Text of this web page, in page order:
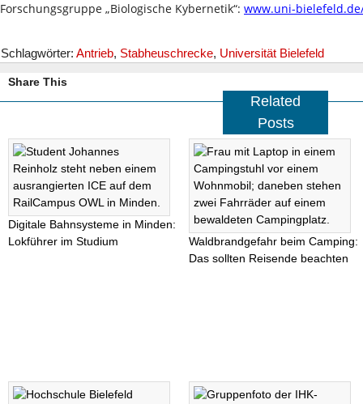
Forschungsgruppe „Biologische Kybernetik“: www.uni-
Schlagwörter: Antrieb, Stabheuschrecke, Universität Bielefeld
Share This
Related
Posts
Digitale Bahnsysteme in Minden:
Lokführer im Studium
Waldbrandgefahr beim Camping:
Das sollten Reisende beachten